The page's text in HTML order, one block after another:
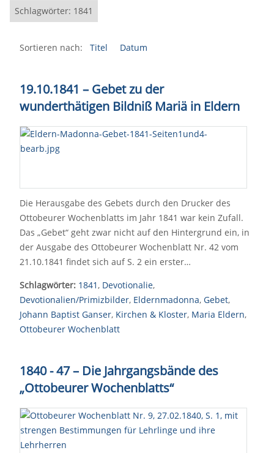
Schlagwörter: 1841
Sortieren nach: Titel Datum
19.10.1841 – Gebet zu der
wunderthätigen Bildniß Mariä in Eldern
Die Herausgabe des Gebets durch den Drucker des
Ottobeurer Wochenblatts im Jahr 1841 war kein Zufall.
Das „Gebet“ geht zwar nicht auf den Hintergrund ein, in
der Ausgabe des Ottobeurer Wochenblatt Nr. 42 vom
21.10.1841 findet sich auf S. 2 ein erster…
Schlagwörter: 1841, Devotionalie,
Devotionalien/Primizbilder, Eldernmadonna, Gebet,
Johann Baptist Ganser, Kirchen & Kloster, Maria Eldern,
Ottobeurer Wochenblatt
1840 - 47 – Die Jahrgangsbände des
„Ottobeurer Wochenblatts“